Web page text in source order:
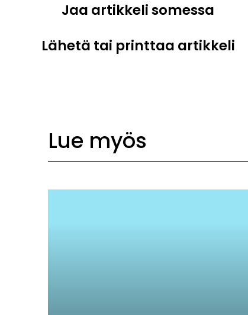
Jaa artikkeli somessa
Lähetä tai printtaa artikkeli
Lue myös